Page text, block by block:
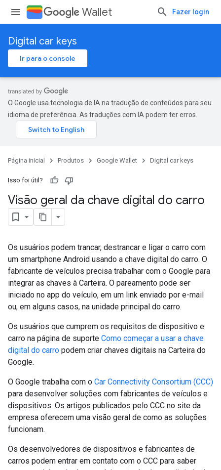
Wallet Fazer login
Digital car keys
Ir para o console
O Google usa tecnologia de IA na tradução de conteúdos para seu
idioma de preferência. As traduções com IA podem ter erros.
Página inicial Produtos Google Wallet Digital car keys
Isso foi útil?
Visão geral da chave digital do carro
Os usuários podem trancar, destrancar e ligar o carro com
um smartphone Android usando a chave digital do carro. O
fabricante de veículos precisa trabalhar com o Google para
integrar as chaves à Carteira. O pareamento pode ser
iniciado no app do veículo, em um link enviado por e-mail
ou, em alguns casos, na unidade principal do carro.
Os usuários que cumprem os requisitos de dispositivo e
carro na página de suporte Como começar a usar a chave
digital do carro podem criar chaves digitais na Carteira do
Google.
O Google trabalha com o Car Connectivity Consortium (CCC)
para desenvolver soluções com fabricantes de veículos e
dispositivos. Os artigos publicados pelo CCC no site da
empresa oferecem uma visão geral de como as soluções
funcionam.
Os desenvolvedores de dispositivos e fabricantes de
carros podem entrar em contato com o CCC para saber